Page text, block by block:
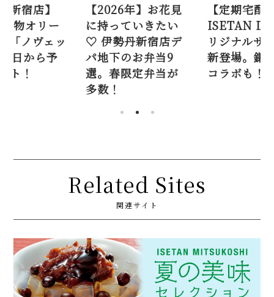
新宿店】
物オリー
「ノヴェッ
6日から予
ト！
【2026年】お花見
に持っていきたい
♡ 伊勢丹新宿店デ
パ地下のお弁当9
選。春限定弁当が
多数！
【定期宅配
ISETAN
リジナルサ
新登場。鎌
コラボも！
Related Sites
関連サイト